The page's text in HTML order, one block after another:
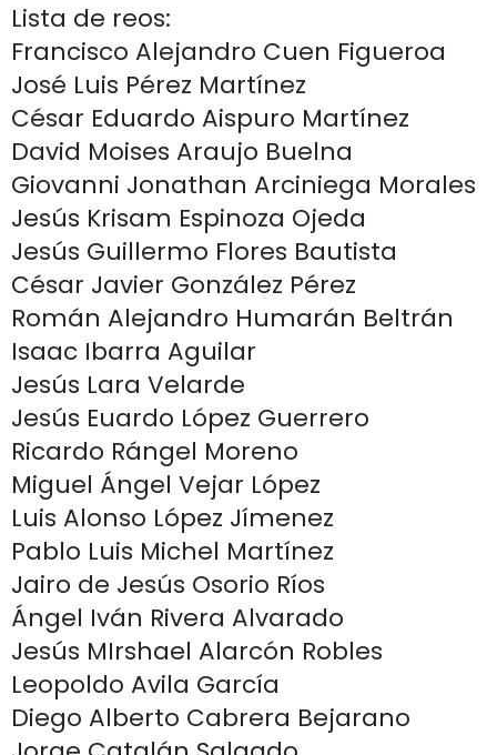
Lista de reos:
Francisco Alejandro Cuen Figueroa
José Luis Pérez Martínez
César Eduardo Aispuro Martínez
David Moises Araujo Buelna
Giovanni Jonathan Arciniega Morales
Jesús Krisam Espinoza Ojeda
Jesús Guillermo Flores Bautista
César Javier González Pérez
Román Alejandro Humarán Beltrán
Isaac Ibarra Aguilar
Jesús Lara Velarde
Jesús Euardo López Guerrero
Ricardo Rángel Moreno
Miguel Ángel Vejar López
Luis Alonso López Jímenez
Pablo Luis Michel Martínez
Jairo de Jesús Osorio Ríos
Ángel Iván Rivera Alvarado
Jesús MIrshael Alarcón Robles
Leopoldo Avila García
Diego Alberto Cabrera Bejarano